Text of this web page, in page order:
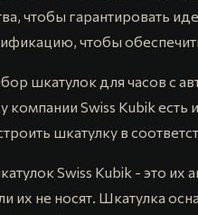
чтобы гарантировать
чтобы
шкатулок для часов с
компании Swiss Kubik
шкатулку в
Swiss Kubik - это их
их не носят. Шкатулка